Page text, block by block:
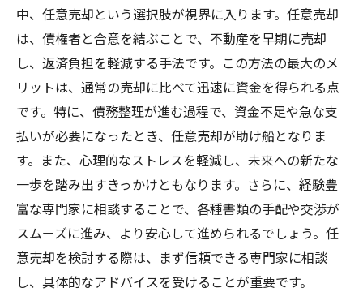
中、任意売却という選択肢が視界に入ります。任意売却
は、債権者と合意を結ぶことで、不動産を早期に売却
し、返済負担を軽減する手法です。この方法の最大のメ
リットは、通常の売却に比べて迅速に資金を得られる点
です。特に、債務整理が進む過程で、資金不足や急な支
払いが必要になったとき、任意売却が助け船となりま
す。また、心理的なストレスを軽減し、未来への新たな
一歩を踏み出すきっかけともなります。さらに、経験豊
富な専門家に相談することで、各種書類の手配や交渉が
スムーズに進み、より安心して進められるでしょう。任
意売却を検討する際は、まず信頼できる専門家に相談
し、具体的なアドバイスを受けることが重要です。